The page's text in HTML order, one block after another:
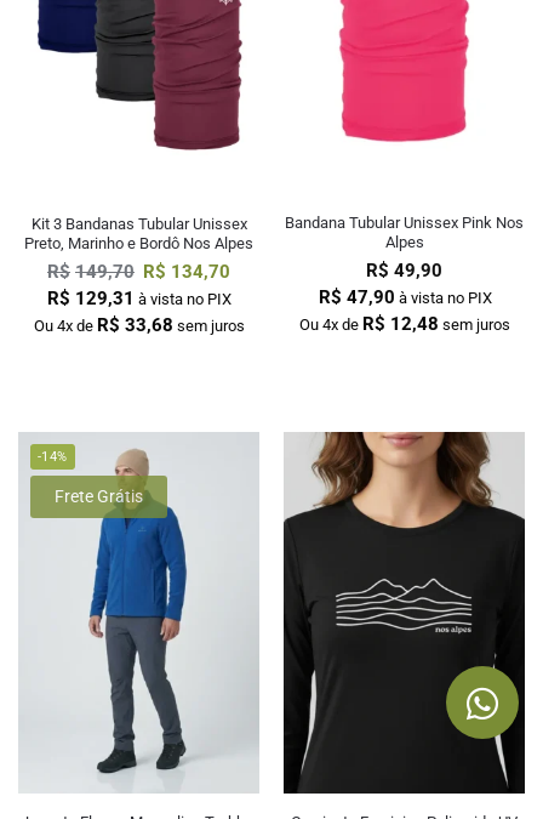
Kit 3 Bandanas Tubular Unissex
Preto, Marinho e Bordô Nos Alpes
R$ 149,70 R$ 134,70
R$ 129,31 à vista no PIX
Ou 4x de R$ 33,68 sem juros
Bandana Tubular Unissex Pink Nos
Alpes
R$ 49,90
R$ 47,90 à vista no PIX
Ou 4x de R$ 12,48 sem juros
-14%
Frete Grátis